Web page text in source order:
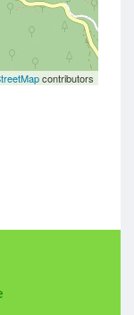
contributors